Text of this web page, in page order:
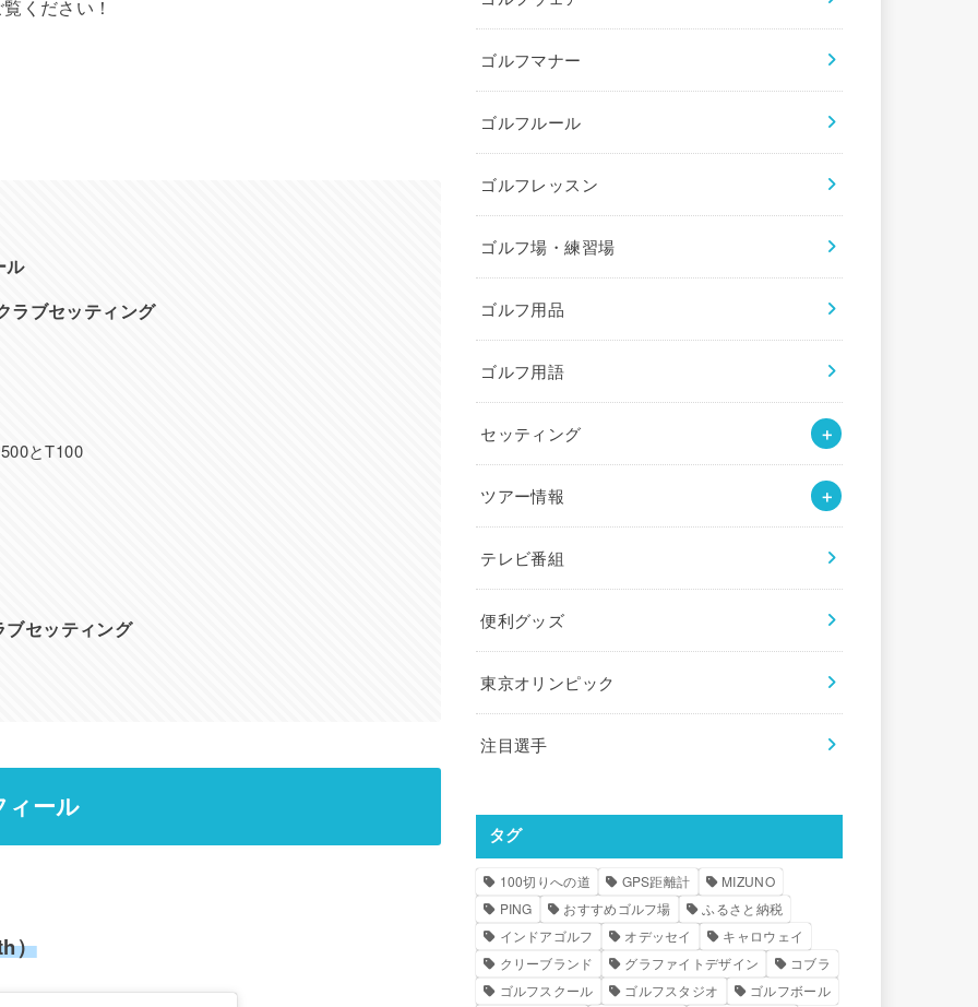
ください！
ル
ラブセッティング
とT100
セッティング
ィール
）
ゴルフマナー
ゴルフルール
ゴルフレッスン
ゴルフ場・練習場
ゴルフ用品
ゴルフ用語
セッティング
ツアー情報
テレビ番組
便利グッズ
東京オリンピック
注目選手
タグ
100切りへの道 GPS距離計
MIZUNO
PING
おすすめゴルフ場
ふるさと納税
インドアゴルフ
オデッセイ
キャロウェイ
クリーブランド
グラファイトデザイン
コブラ
ゴルフスクール
ゴルフスタジオ
ゴルフボール